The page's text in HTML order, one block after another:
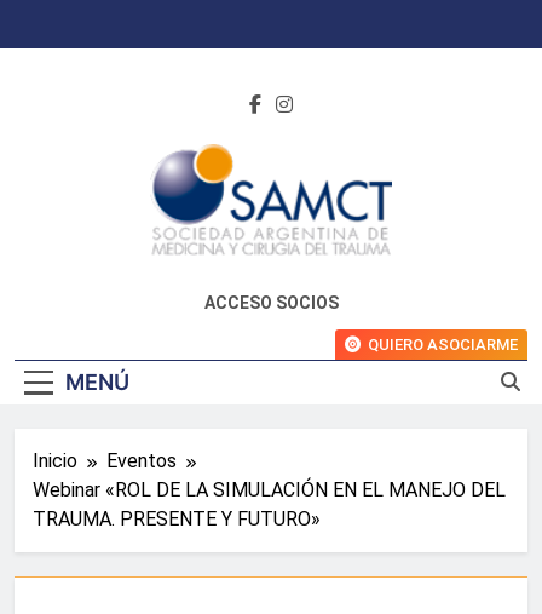
ACCESO SOCIOS
MENÚ
QUIERO ASOCIARME
Inicio
Eventos
Webinar «ROL DE LA SIMULACIÓN EN EL MANEJO DEL
TRAUMA. PRESENTE Y FUTURO»